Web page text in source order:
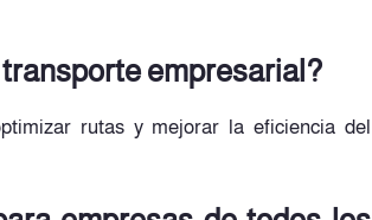
empresarial?
rutas y mejorar la eficiencia del